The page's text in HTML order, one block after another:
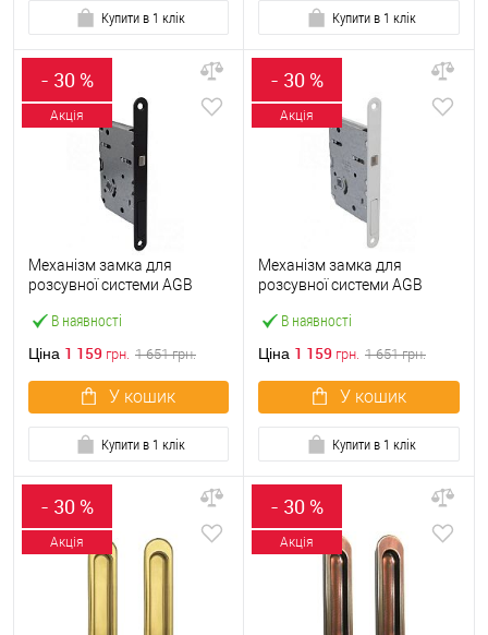
Купити в 1 клік Купити в 1 клік
- 30 %
Акція
В наявності
Механізм замка для
розсувної системи AGB
B089815093 (BS50мм)
Ціна 1 159 грн. 1 651грн.
У кошик
Купити в 1 клік
- 30 %
Акція
В наявності
Механізм замка для
розсувної системи AGB
B0898150FM (BS50мм)
Ціна 1 159 грн. 1 651грн.
У кошик
Купити в 1 клік
- 30 %
Акція
- 30 %
Акція